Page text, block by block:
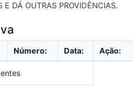
E DÁ OUTRAS PROVIDÊNCIAS.
Número: Data: Ação: